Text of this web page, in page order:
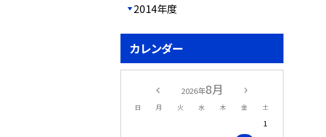
2014年度
カレンダー
2026年8月
日 月 火 水 木 金 土
1